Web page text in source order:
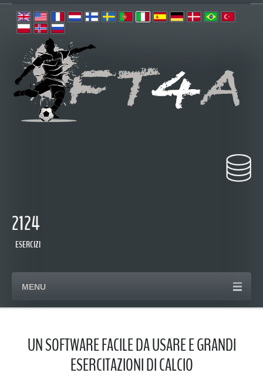
2124
ESERCIZI
MENU
UN SOFTWARE FACILE DA USARE E GRANDI
ESERCITAZIONI DI CALCIO